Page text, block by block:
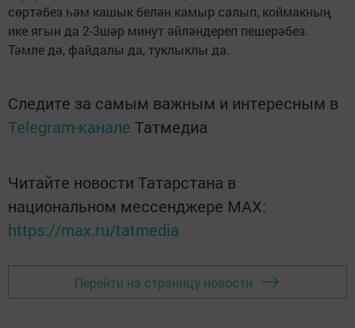
сөртәбез һәм кашык белән камыр салып, коймакның
ике ягын да 2-3шәр минут әйләндереп пешерәбез.
Тәмле дә, файдалы да, туклыклы да.
Следите за самым важным и интересным в
Telegram-канале Татмедиа
Читайте новости Татарстана в
национальном мессенджере MАХ:
https://max.ru/tatmedia
Перейти на страницу новости